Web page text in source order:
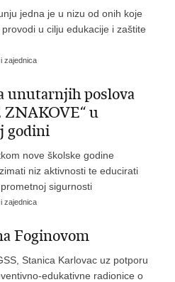
jedna je u nizu od onih koje
u cilju edukacije i zaštite
zajednica
unutarnjih poslova
ZNAKOVE“ u
godini
nove školske godine
niz aktivnosti te educirati
sigurnosti
zajednica
Foginovom
Stanica Karlovac uz potporu
edukativne radionice o